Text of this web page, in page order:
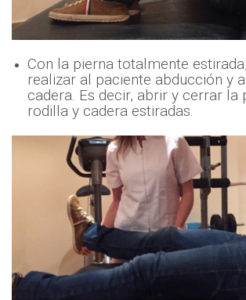
Con la pierna totalmente
realizar al paciente abducción y
cadera. Es decir, abrir y cerrar la
rodilla y cadera estiradas.